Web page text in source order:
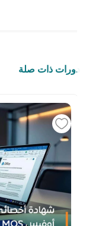
دورات ذات صلة